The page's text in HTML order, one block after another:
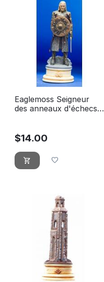
Eaglemoss Seigneur
des anneaux d'échecs
$14.00